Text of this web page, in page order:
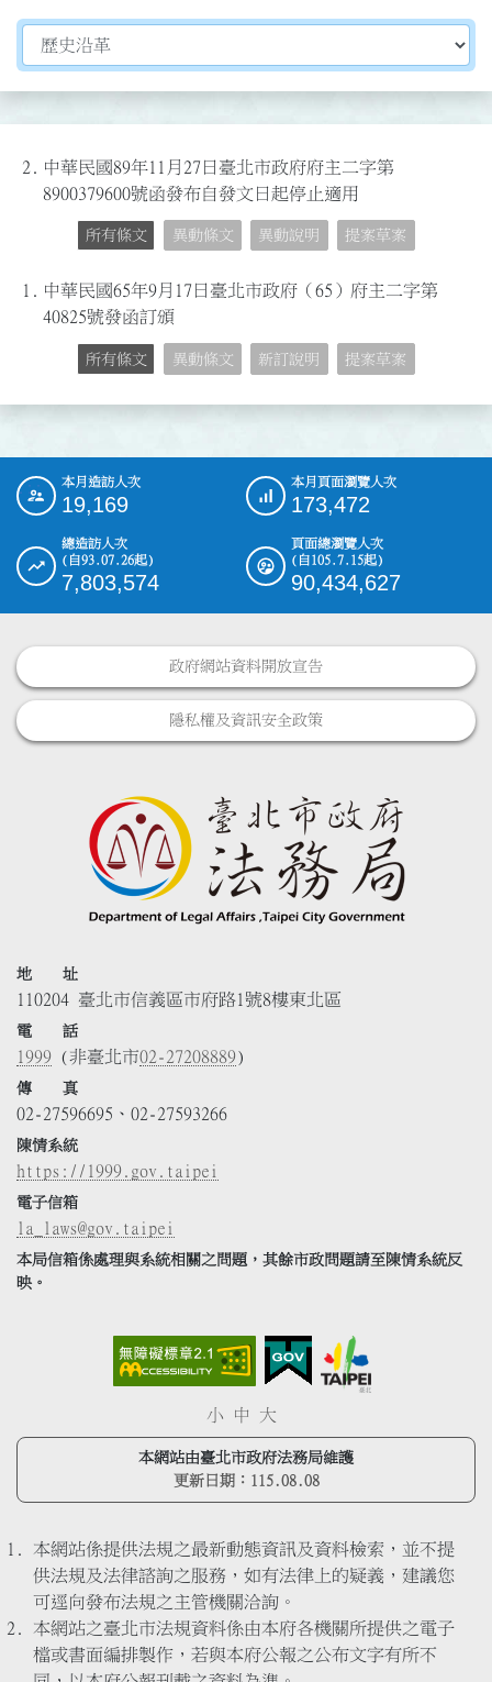
切換選擇法規資訊內容
2.
中華民國89年11月27日臺北市政府府主二字第
8900379600號函發布自發文日起停止適用
所有條文 異動條文 異動說明 提案草案
1. 中華民國65年9月17日臺北市政府（65）府主二字第
40825號發函訂頒
所有條文 異動條文 新訂說明 提案草案
::: 本月造訪人次
19,169
本月頁面瀏覽人次
173,472
總造訪人次
(自93.07.26起)
7,803,574
頁面總瀏覽人次
(自105.7.15起)
90,434,627
政府網站資料開放宣告
隱私權及資訊安全政策
地 址
110204 臺北市信義區市府路1號8樓東北區
電 話
1999 (非臺北市02-27208889)
傳 真
02-27596695、02-27593266
陳情系統
https://1999.gov.taipei
電子信箱
la_laws@gov.taipei
本局信箱係處理與系統相關之問題，其餘市政問題請至陳情系統反
映。
小 中 大
本網站由臺北市政府法務局維護
更新日期： 115.08.08
本網站係提供法規之最新動態資訊及資料檢索，並不提
供法規及法律諮詢之服務，如有法律上的疑義，建議您
可逕向發布法規之主管機關洽詢。
本網站之臺北市法規資料係由本府各機關所提供之電子
檔或書面編排製作，若與本府公報之公布文字有所不